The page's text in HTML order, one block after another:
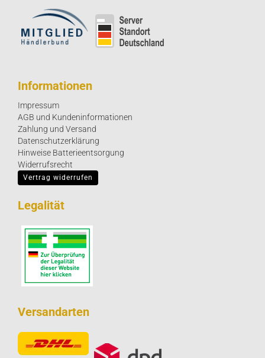
Informationen
Impressum
AGB und Kundeninformationen
Zahlung und Versand
Datenschutzerklärung
Hinweise Batterieentsorgung
Widerrufsrecht
Vertrag widerrufen
Legalität
Versandarten